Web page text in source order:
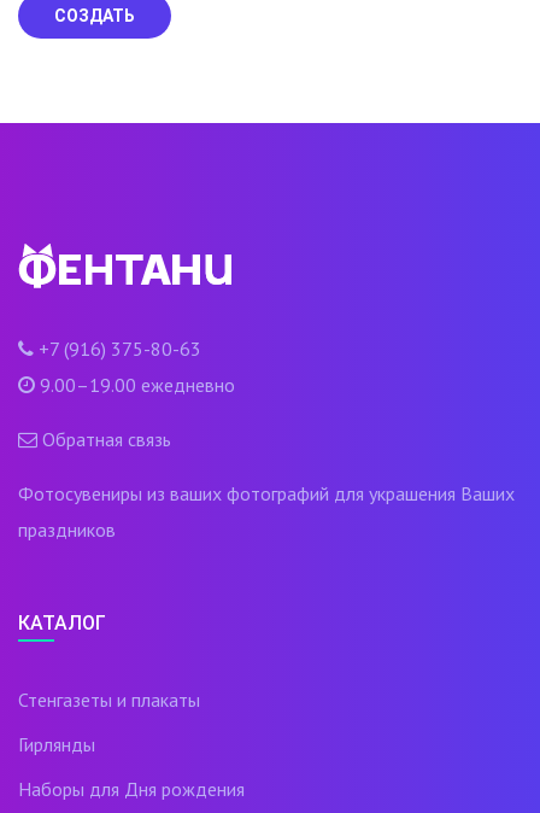
СОЗДАТЬ
+7 (916) 375-80-63
9.00–19.00 ежедневно
Обратная связь
Фотосувениры из ваших фотографий для украшения Ваших
праздников
КАТАЛОГ
Стенгазеты и плакаты
Гирлянды
Наборы для Дня рождения